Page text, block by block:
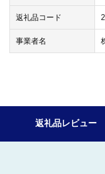
返礼品コード
事業者名
返礼品レビュー